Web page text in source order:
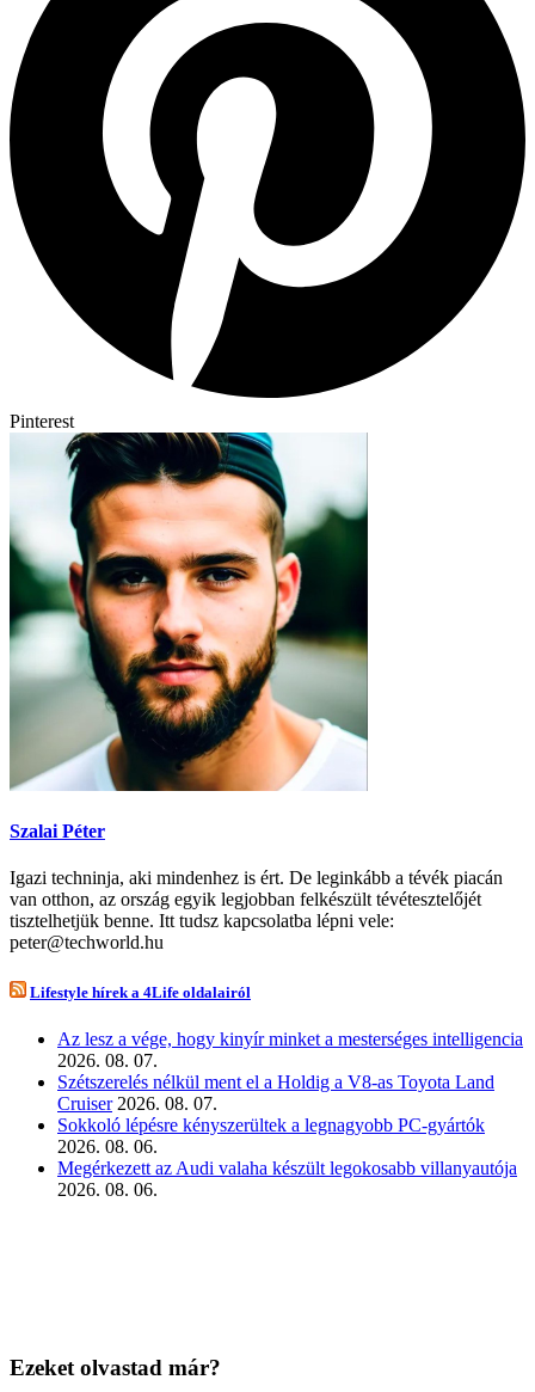
Pinterest
Szalai Péter
Igazi techninja, aki mindenhez is ért. De leginkább a tévék piacán
van otthon, az ország egyik legjobban felkészült tévétesztelőjét
tisztelhetjük benne. Itt tudsz kapcsolatba lépni vele:
peter@techworld.hu
Lifestyle hírek a 4Life oldalairól
Az lesz a vége, hogy kinyír minket a mesterséges intelligencia
2026. 08. 07.
Szétszerelés nélkül ment el a Holdig a V8-as Toyota Land
Cruiser 2026. 08. 07.
Sokkoló lépésre kényszerültek a legnagyobb PC-gyártók
2026. 08. 06.
Megérkezett az Audi valaha készült legokosabb villanyautója
2026. 08. 06.
Ezeket olvastad már?